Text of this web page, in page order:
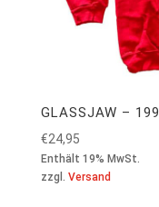
GLASSJAW –
€24,95
Enthält 19% MwSt.
zzgl. Versand